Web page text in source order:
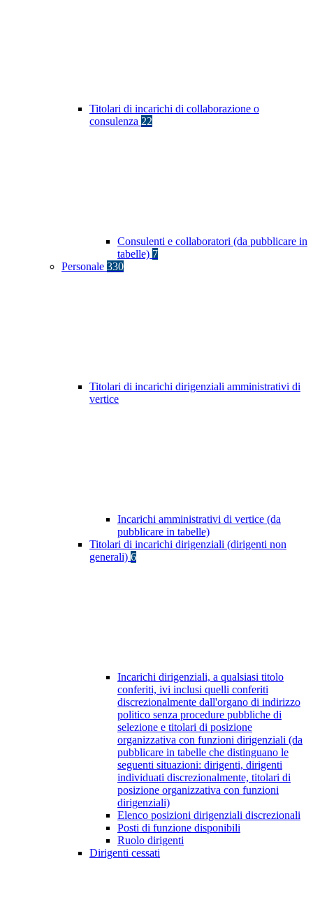
Titolari di incarichi di collaborazione o
consulenza 22
Consulenti e collaboratori (da pubblicare in
tabelle) 7
Personale 330
Titolari di incarichi dirigenziali amministrativi di
vertice
Incarichi amministrativi di vertice (da
pubblicare in tabelle)
Titolari di incarichi dirigenziali (dirigenti non
generali) 6
Incarichi dirigenziali, a qualsiasi titolo
conferiti, ivi inclusi quelli conferiti
discrezionalmente dall'organo di indirizzo
politico senza procedure pubbliche di
selezione e titolari di posizione
organizzativa con funzioni dirigenziali (da
pubblicare in tabelle che distinguano le
seguenti situazioni: dirigenti, dirigenti
individuati discrezionalmente, titolari di
posizione organizzativa con funzioni
dirigenziali)
Elenco posizioni dirigenziali discrezionali
Posti di funzione disponibili
Ruolo dirigenti
Dirigenti cessati